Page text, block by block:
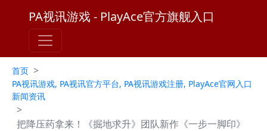
PA视讯游戏 - PlayAce官方旗舰入口
首页 >
PA视讯游戏, PA视讯官方平台, PA视讯游戏注册, PlayAce官网入口
新闻资讯
>
把降压药拿来！《掘地求升》团队新作《一步一脚印》